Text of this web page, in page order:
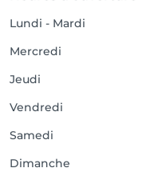
Lundi - Mardi
Mercredi
Jeudi
Vendredi
Samedi
Dimanche